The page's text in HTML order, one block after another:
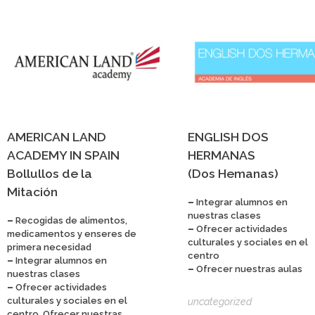
visual
un
lector
pantalla;
Presione
Control-
F10
para
abrir
un
menú
AMERICAN LAND
ACADEMY IN SPAIN
Bollullos de la
Mitación
– Recogidas de alimentos,
medicamentos y enseres de
primera necesidad
– Integrar alumnos en
nuestras clases
– Ofrecer actividades
culturales y sociales en el
ENGLISH DOS
HERMANAS
(Dos Hemanas)
– Integrar alumnos en
nuestras clases
– Ofrecer actividades
culturales y sociales en el
centro
– Ofrecer nuestras aulas
uncategorized